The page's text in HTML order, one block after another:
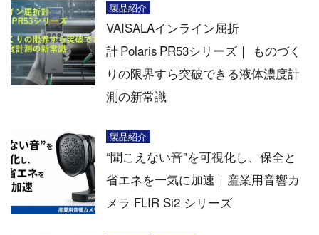
製品紹介
VAISALAインライン屈折
計 Polaris PR53シリーズ｜ ものづく
りの限界すら突破できる液体濃度計
測の新常識
製品紹介
“聞こえない音”を可視化し、保全と
省エネを一気に加速｜産業用音響カ
メラ FLIR Si2 シリーズ